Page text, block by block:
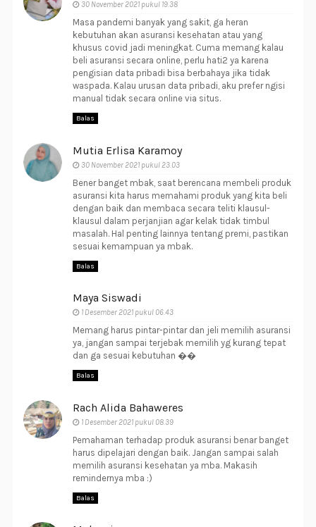
30 November 2021 pukul 19.38
Masa pandemi banyak yang sakit, ga heran
kebutuhan akan asuransi kesehatan atau yang
khusus covid jadi meningkat. Cuma memang kalau
beli asuransi secara online, perlu hati2 ya karena
pengisian data pribadi bisa berbahaya jika tidak
waspada. Kalau urusan data pribadi, aku prefer ngisi
manual tidak secara online via situs.
Balas
Mutia Erlisa Karamoy
30 November 2021 pukul 23.03
Bener banget mbak, saat berencana membeli produk
asuransi kita harus memahami produk yang kita beli
dengan baik dan membaca secara teliti klausul-
klausul dalam perjanjian agar kelak tidak timbul
masalah. Hal penting lainnya tentang premi, pastikan
sesuai kemampuan ya mbak.
Balas
Maya Siswadi
1 Desember 2021 pukul 06.43
Memang harus pintar-pintar dan jeli memilih asuransi
ya, jangan sampai terjebak memilih yg kurang tepat
dan ga sesuai kebutuhan ��
Balas
Rach Alida Bahaweres
1 Desember 2021 pukul 08.39
Pemahaman terhadap produk asuransi benar banget
harus dipelajari dengan baik. Jangan sampai salah
memilih asuransi kesehatan ya mba. Makasih
remindernya mba :)
Balas